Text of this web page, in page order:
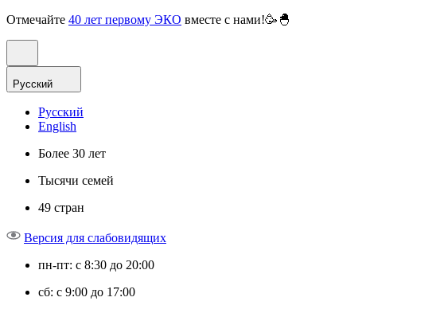
Отмечайте 40 лет первому ЭКО вместе с нами!🥳🐣
Русский
Русский
English
Более 30 лет
Тысячи семей
49 стран
Версия для слабовидящих
пн-пт: с 8:30 до 20:00
сб: с 9:00 до 17:00